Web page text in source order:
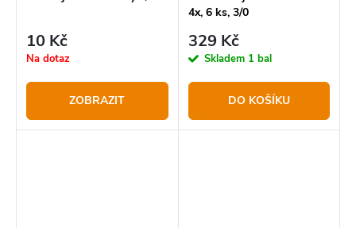
10 Kč
Na dotaz
ZOBRAZIT
4x, 6 ks, 3/0
329 Kč
Skladem 1 bal
DO KOŠÍKU